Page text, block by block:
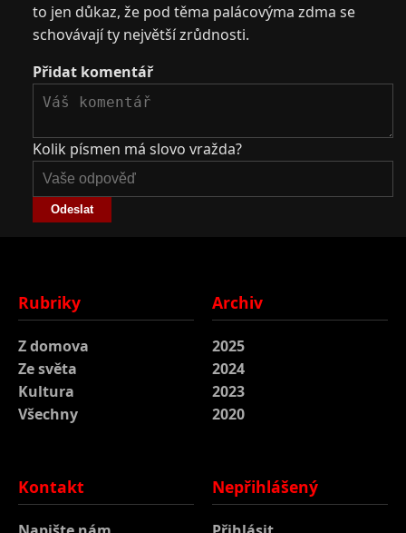
to jen důkaz, že pod těma palácovýma zdma se
schovávají ty největší zrůdnosti.
Přidat komentář
Kolik písmen má slovo vražda?
Odeslat
Rubriky
Z domova
Ze světa
Kultura
Všechny
Archiv
2025
2024
2023
2020
Kontakt Nepřihlášený